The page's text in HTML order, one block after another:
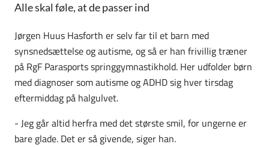
Alle skal føle, at de passer ind
Jørgen Huus Hasforth er selv far til et barn med
synsnedsættelse og autisme, og så er han frivillig træner
på RgF Parasports springgymnastikhold. Her udfolder børn
med diagnoser som autisme og ADHD sig hver tirsdag
eftermiddag på halgulvet.
- Jeg går altid herfra med det største smil, for ungerne er
bare glade. Det er så givende, siger han.